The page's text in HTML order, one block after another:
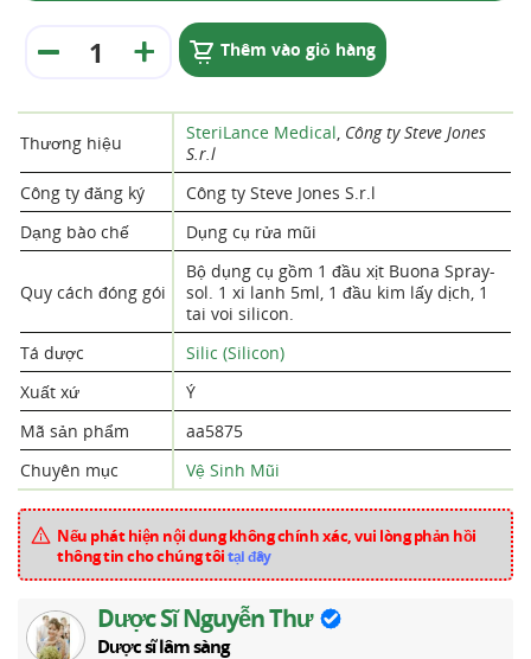
Thêm vào giỏ hàng
Thương hiệu SteriLance Medical, Công ty Steve Jones
S.r.l
Công ty đăng ký
Công ty Steve Jones S.r.l
Dạng bào chế
Dụng cụ rửa mũi
Quy cách đóng gói
Bộ dụng cụ gồm 1 đầu xịt Buona Spray-
sol. 1 xi lanh 5ml, 1 đầu kim lấy dịch, 1
tai voi silicon.
Tá dược
Silic (Silicon)
Xuất xứ
Ý
Mã sản phẩm
aa5875
Chuyên mục
Vệ Sinh Mũi
Nếu phát hiện nội dung không chính xác, vui lòng phản hồi
thông tin cho chúng tôitại đây
Dược Sĩ Nguyễn Thư
Dược sĩ lâm sàng